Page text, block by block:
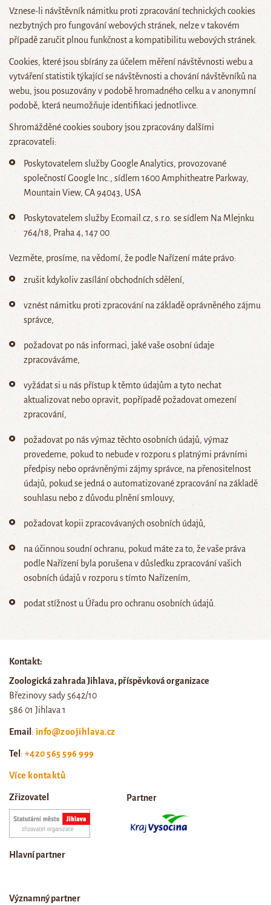
Vznese-li návštěvník námitku proti zpracování technických cookies
nezbytných pro fungování webových stránek, nelze v takovém
případě zaručit plnou funkčnost a kompatibilitu webových stránek.
Cookies, které jsou sbírány za účelem měření návštěvnosti webu a
vytváření statistik týkající se návštěvnosti a chování návštěvníků na
webu, jsou posuzovány v podobě hromadného celku a v anonymní
podobě, která neumožňuje identifikaci jednotlivce.
Shromážděné cookies soubory jsou zpracovány dalšími
zpracovateli:
Poskytovatelem služby Google Analytics, provozované
společností Google Inc., sídlem 1600 Amphitheatre Parkway,
Mountain View, CA 94043, USA
Poskytovatelem služby Ecomail.cz, s.r.o. se sídlem Na Mlejnku
764/18, Praha 4, 147 00
Vezměte, prosíme, na vědomí, že podle Nařízení máte právo:
zrušit kdykoliv zasílání obchodních sdělení,
vznést námitku proti zpracování na základě oprávněného zájmu
správce,
požadovat po nás informaci, jaké vaše osobní údaje
zpracováváme,
vyžádat si u nás přístup k těmto údajům a tyto nechat
aktualizovat nebo opravit, popřípadě požadovat omezení
zpracování,
požadovat po nás výmaz těchto osobních údajů, výmaz
provedeme, pokud to nebude v rozporu s platnými právními
předpisy nebo oprávněnými zájmy správce, na přenositelnost
údajů, pokud se jedná o automatizované zpracování na základě
souhlasu nebo z důvodu plnění smlouvy,
požadovat kopii zpracovávaných osobních údajů,
na účinnou soudní ochranu, pokud máte za to, že vaše práva
podle Nařízení byla porušena v důsledku zpracování vašich
osobních údajů v rozporu s tímto Nařízením,
podat stížnost u Úřadu pro ochranu osobních údajů.
Kontakt:
Zoologická zahrada Jihlava, příspěvková organizace
Březinovy sady 5642/10
586 01 Jihlava 1
Email : info@zoojihlava.cz
Tel : +420 565 596 999
Více kontaktů
Zřizovatel Partner
Hlavní partner
Významný partner